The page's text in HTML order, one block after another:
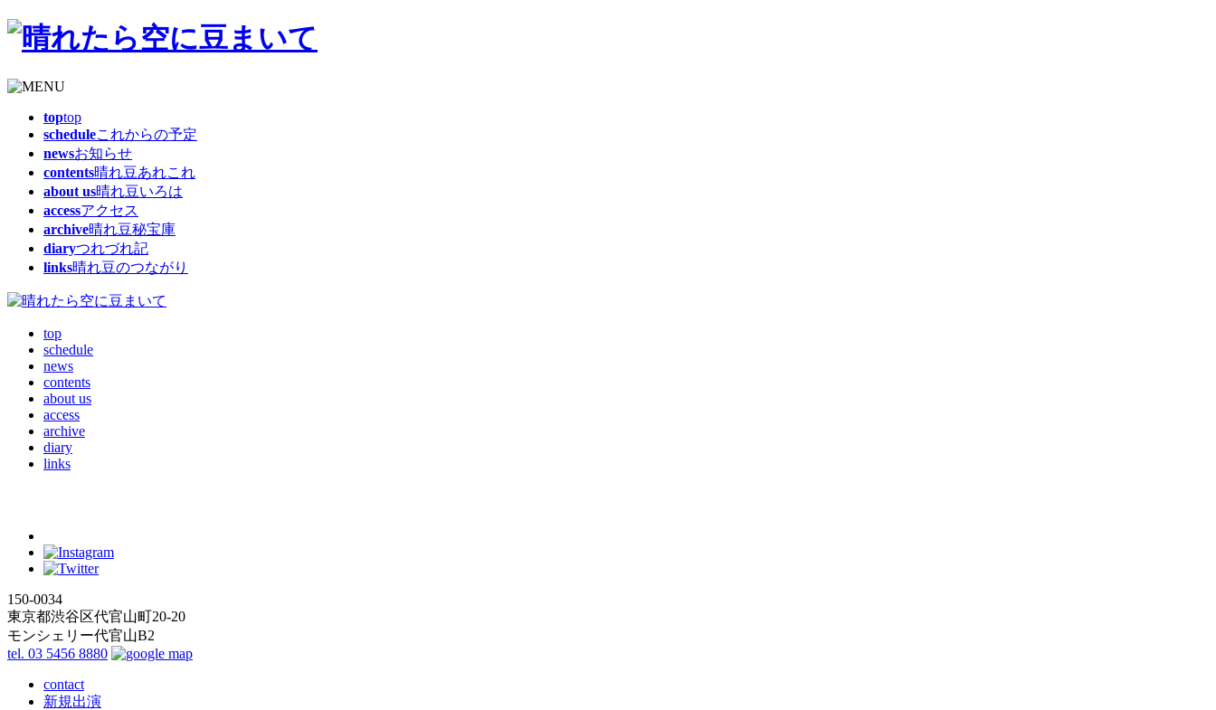
toptop
scheduleこれからの予定
newsお知らせ
contents晴れ豆あれこれ
about us晴れ豆いろは
accessアクセス
archive晴れ豆秘宝庫
diaryつれづれ記
links晴れ豆のつながり
top
schedule
news
contents
about us
access
archive
diary
links
150-0034
東京都渋谷区代官山町20-20
モンシェリー代官山B2
tel. 03 5456 8880
contact
新規出演